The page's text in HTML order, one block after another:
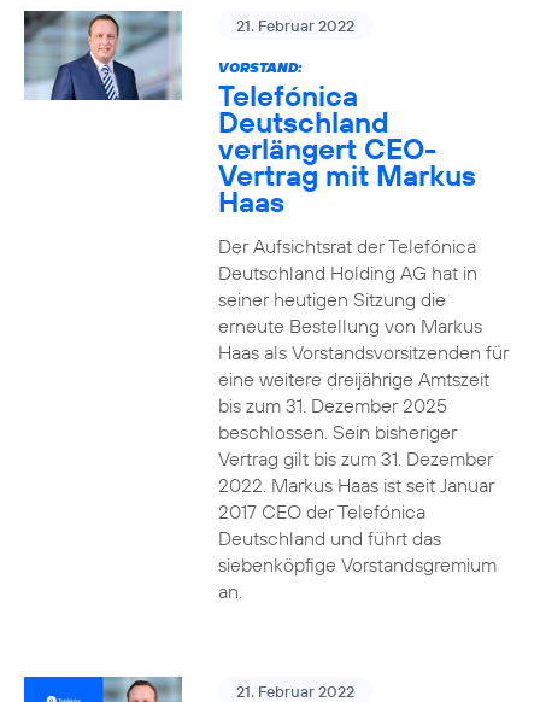
21. Februar 2022
VORSTAND:
Telefónica
Deutschland
verlängert CEO-
Vertrag mit Markus
Haas
Der Aufsichtsrat der Telefónica
Deutschland Holding AG hat in
seiner heutigen Sitzung die
erneute Bestellung von Markus
Haas als Vorstandsvorsitzenden für
eine weitere dreijährige Amtszeit
bis zum 31. Dezember 2025
beschlossen. Sein bisheriger
Vertrag gilt bis zum 31. Dezember
2022. Markus Haas ist seit Januar
2017 CEO der Telefónica
Deutschland und führt das
siebenköpfige Vorstandsgremium
an.
21. Februar 2022